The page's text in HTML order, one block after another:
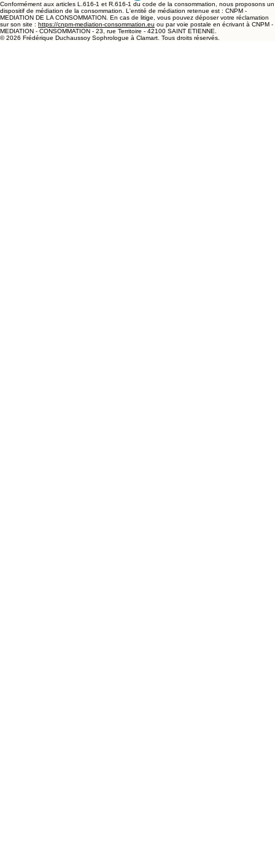
Conformément aux articles L.616-1 et R.616-1 du code de la consommation, nous proposons un
dispositif de médiation de la consommation. L'entité de médiation retenue est : CNPM -
MEDIATION DE LA CONSOMMATION. En cas de litige, vous pouvez déposer votre réclamation
sur son site : https://cnpm-mediation-consommation.eu ou par voie postale en écrivant à CNPM -
MEDIATION - CONSOMMATION - 23, rue Territoire - 42100 SAINT ETIENNE.
© 2026 Frédérique Duchaussoy Sophrologue à Clamart. Tous droits réservés.